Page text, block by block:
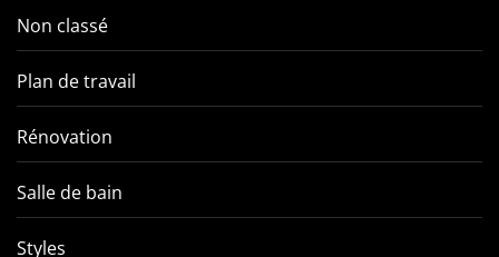
Non classé
Plan de travail
Rénovation
Salle de bain
Styles